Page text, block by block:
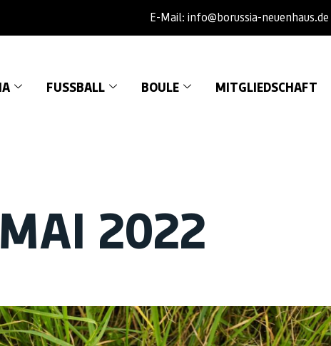
E-Mail: info@borussia-neuenhaus.de
FUSSBALL BOULE MITGLIEDSCHAFT
2022